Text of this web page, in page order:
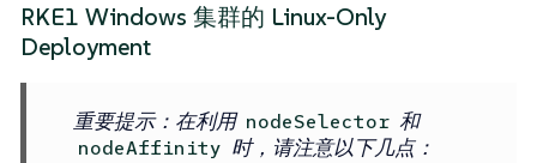
RKE1 Windows 集群的 Linux-Only
Deployment
重要提示：在利用 nodeSelector 和
nodeAffinity 时，请注意以下几点：